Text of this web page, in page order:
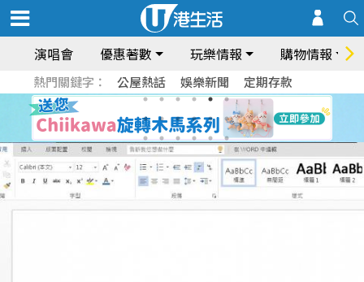
演唱會 優惠著數 玩樂情報 購物情報
熱門關鍵字： 公屋熱話 娛樂新聞 定期存款